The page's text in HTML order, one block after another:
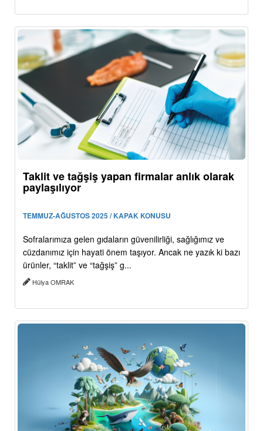
Taklit ve tağşiş yapan firmalar anlık olarak
paylaşılıyor
TEMMUZ-AĞUSTOS 2025 / KAPAK KONUSU
Sofralarımıza gelen gıdaların güvenilirliği, sağlığımız ve
cüzdanımız için hayati önem taşıyor. Ancak ne yazık ki bazı
ürünler, “taklit” ve “tağşiş” g...
Hülya OMRAK